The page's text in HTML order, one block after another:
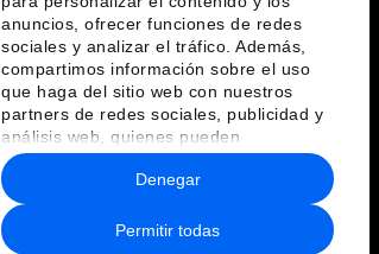
anuncios, ofrecer funciones de redes
sociales y analizar el tráfico. Además,
compartimos información sobre el uso
que haga del sitio web con nuestros
partners de redes sociales, publicidad y
análisis web, quienes pueden
combinarla con otra información que les
haya proporcionado o que hayan
recopilado a partir del uso que haya
hecho de sus servicios.
Permitir todas
Denegar